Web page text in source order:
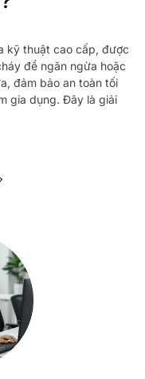
kỹ thuật cao cấp, được
để ngăn ngừa hoặc
đảm bảo an toàn tối
gia dụng. Đây là giải